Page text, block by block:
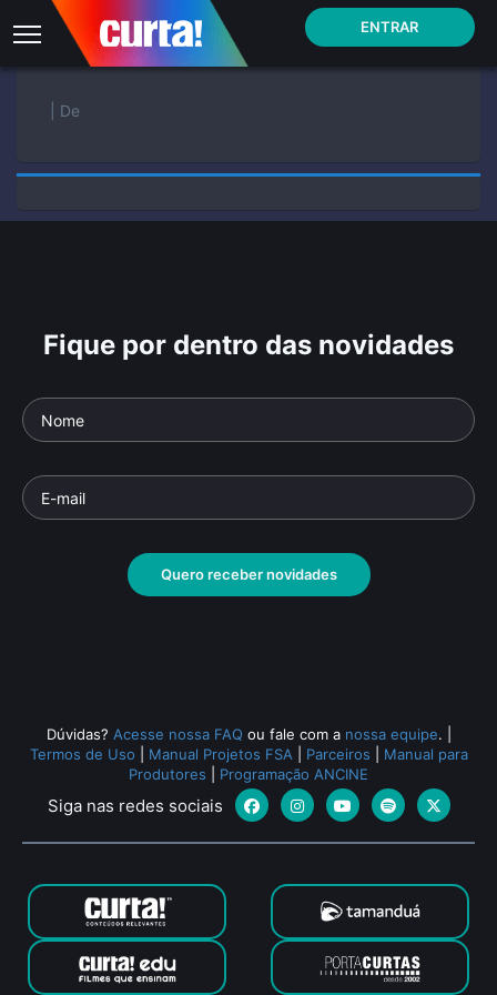
ENTRAR
| De
Fique por dentro das novidades
Quero receber novidades
Dúvidas? Acesse nossa FAQ ou fale com a nossa equipe.
Termos de Uso
Manual Projetos FSA Parceiros
Manual para
Produtores
Programação ANCINE
Siga nas redes sociais